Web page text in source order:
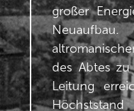
großer
des Abtes
Leitung